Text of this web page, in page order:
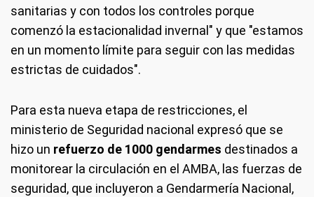
sanitarias y con todos los controles porque
comenzó la estacionalidad invernal" y que "estamos
en un momento límite para seguir con las medidas
estrictas de cuidados".
Para esta nueva etapa de restricciones, el
ministerio de Seguridad nacional expresó que se
hizo un refuerzo de 1000 gendarmes destinados a
monitorear la circulación en el AMBA, las fuerzas de
seguridad, que incluyeron a Gendarmería Nacional,